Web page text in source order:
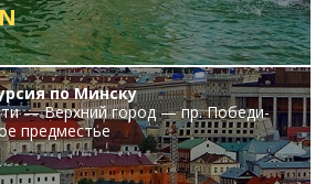
по Мин­ску
— Верх­ний го­род — пр. По­бе­ди­
пред­ме­стье